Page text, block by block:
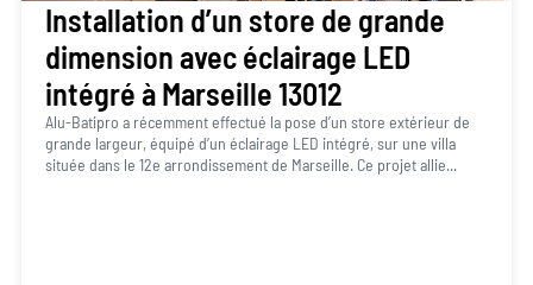
Installation d’un store de grande
dimension avec éclairage LED
intégré à Marseille 13012
Alu-Batipro a récemment effectué la pose d’un store extérieur de
grande largeur, équipé d’un éclairage LED intégré, sur une villa
située dans le 12e arrondissement de Marseille. Ce projet allie...